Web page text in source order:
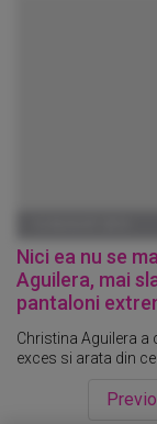
Nici ea nu se
Aguilera, mai
pantaloni
Christina Aguilera
exces si arata din